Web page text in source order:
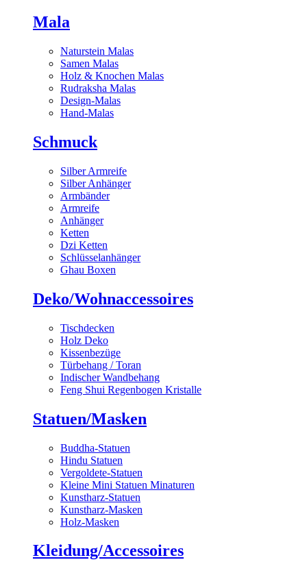
Mala
Naturstein Malas
Samen Malas
Holz & Knochen Malas
Rudraksha Malas
Design-Malas
Hand-Malas
Schmuck
Silber Armreife
Silber Anhänger
Armbänder
Armreife
Anhänger
Ketten
Dzi Ketten
Schlüsselanhänger
Ghau Boxen
Deko/Wohnaccessoires
Tischdecken
Holz Deko
Kissenbezüge
Türbehang / Toran
Indischer Wandbehang
Feng Shui Regenbogen Kristalle
Statuen/Masken
Buddha-Statuen
Hindu Statuen
Vergoldete-Statuen
Kleine Mini Statuen Minaturen
Kunstharz-Statuen
Kunstharz-Masken
Holz-Masken
Kleidung/Accessoires